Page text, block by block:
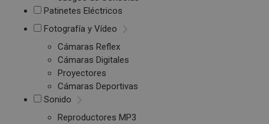
Patinetes Eléctricos
Fotografía y Vídeo
Cámaras Reflex
Cámaras Digitales
Proyectores
Cámaras Deportivas
Sonido
Reproductores MP3